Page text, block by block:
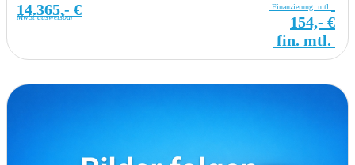
14.365,- €
MwSt ausweisbar
Finanzierung: mtl.
154,- €
fin. mtl.